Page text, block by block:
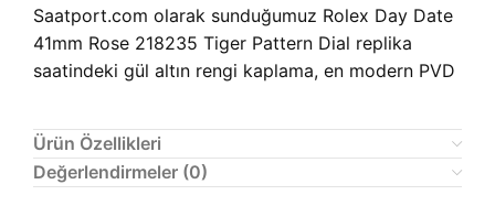
Saatport.com olarak sunduğumuz Rolex Day Date
41mm Rose 218235 Tiger Pattern Dial replika
saatindeki gül altın rengi kaplama, en modern PVD
Ürün Özellikleri
Değerlendirmeler (0)